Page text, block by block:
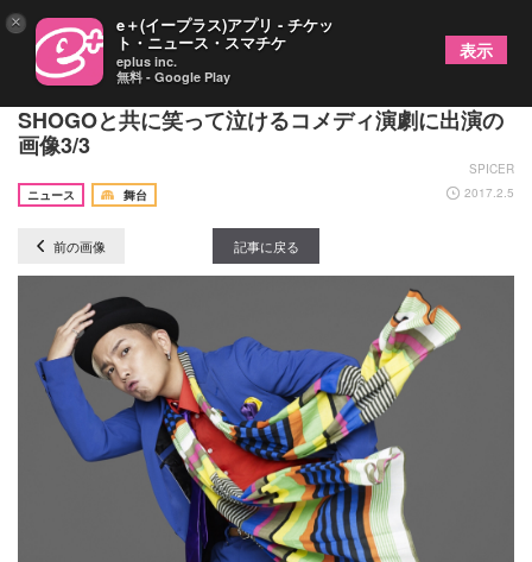
元バレーボール日本代表の大林素子が175Rの
SHOGOと共に笑って泣けるコメディ演劇に出演の
画像3/3
SPICER
ニュース
舞台 2017.2.5
前の画像 記事に戻る
× e＋(イープラス)アプリ - チケッ
ト・ニュース・スマチケ
eplus inc.
無料 - Google Play
表示